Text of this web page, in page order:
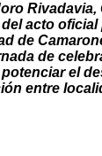
Rivadavia,
acto oficial
de
de
el
entre